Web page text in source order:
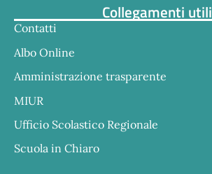
Collegamenti utili
Contatti
Albo Online
Amministrazione trasparente
MIUR
Ufficio Scolastico Regionale
Scuola in Chiaro